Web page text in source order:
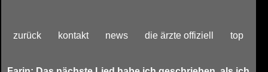
zurück kontakt news die ärzte offiziell top